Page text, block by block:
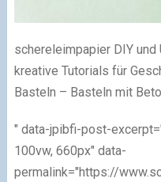
schereleimpapier DIY
kreative Tutorials für
Basteln – Basteln mit
" data-jpibfi-post-
100vw, 660px" data-
permalink="https://